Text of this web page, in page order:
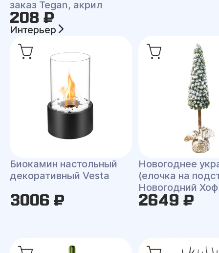
заказ Tegan, акрил
208 ₽
Интерьер
Биокамин настольный
декоративный Vesta
3006 ₽
Новогоднее
(елочка на
Новогодний Хоф
2649 ₽